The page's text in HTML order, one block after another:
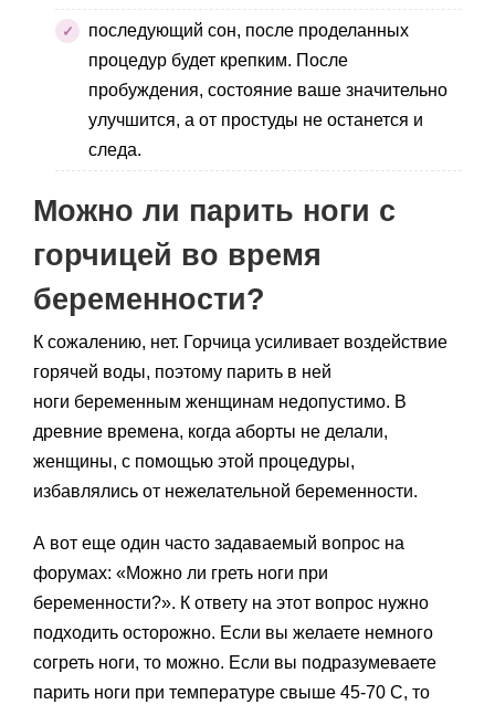
последующий сон, после проделанных
процедур будет крепким. После
пробуждения, состояние ваше значительно
улучшится, а от простуды не останется и
следа.
Можно ли парить ноги с
горчицей во время
беременности?
К сожалению, нет. Горчица усиливает воздействие
горячей воды, поэтому парить в ней
ноги беременным женщинам недопустимо. В
древние времена, когда аборты не делали,
женщины, с помощью этой процедуры,
избавлялись от нежелательной беременности.
А вот еще один часто задаваемый вопрос на
форумах: «Можно ли греть ноги при
беременности?». К ответу на этот вопрос нужно
подходить осторожно. Если вы желаете немного
согреть ноги, то можно. Если вы подразумеваете
парить ноги при температуре свыше 45-70 С, то